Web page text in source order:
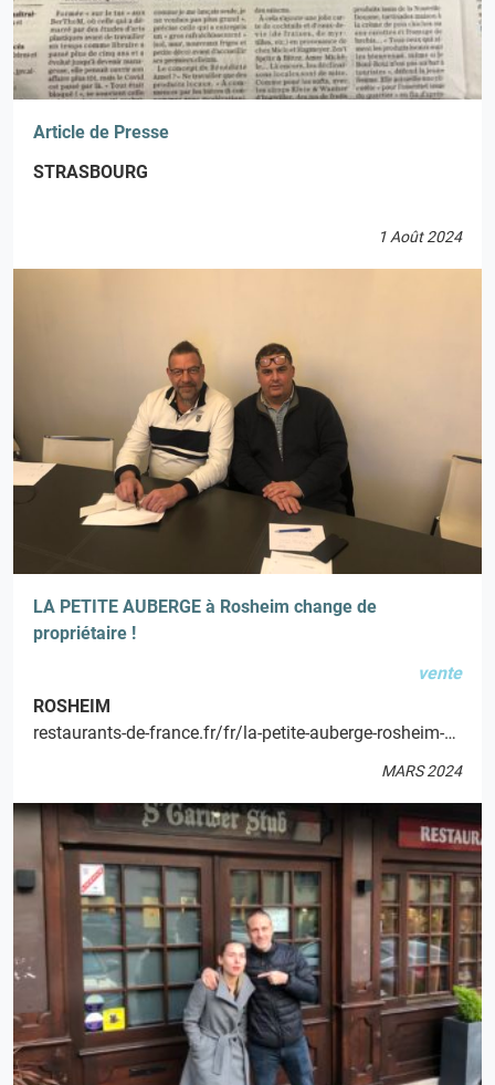
Article de Presse
STRASBOURG
1 Août 2024
LA PETITE AUBERGE à Rosheim change de
propriétaire !
vente
ROSHEIM
restaurants-de-france.fr/fr/la-petite-auberge-rosheim-1940636.html
MARS 2024